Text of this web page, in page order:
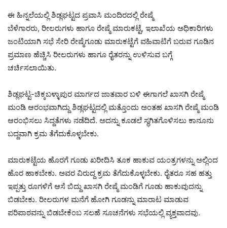
ಈ ಹಿನ್ನಲೆಯಲ್ಲಿ ಶಿಡ್ಲಘಟ್ಟದ ಪ್ರವಾಸಿ ಮಂದಿರದಲ್ಲಿ ರೇಷ್ಮೆ
ಬೆಳೆಗಾರರು, ರೀಲರುಗಳು ಹಾಗೂ ರೇಷ್ಮೆ ಮಾರುಕಟ್ಟೆ, ಇಲಾಖೆಯ ಅಧಿಕಾರಿಗಳು
ಜಂಟಿಯಾಗಿ ಸಭೆ ಸೇರಿ ರೇಷ್ಮೆಗೂಡು ಮಾರುಕಟ್ಟೆಗೆ ವಹಿವಾಟಿಗೆ ಬರುವ ಗೂಡಿನ
ಪ್ರಮಾಣ ಹೆಚ್ಚಿಸಿ ರೀಲರುಗಳು ಹಾಗೂ ರೈತರನ್ನು ಉಳಿಸುವ ಬಗ್ಗೆ
ಚರ್ಚಿಸಲಾಯಿತು.
ಶಿಡ್ಲಘಟ್ಟ-ಚಿಕ್ಕಬಳ್ಳಾಪುರ ಮಾರ್ಗದ ಜಾತವಾರ ಬಳಿ ಈಗಾಗಲೆ ಖಾಸಗಿ ರೇಷ್ಮೆ
ಮಂಡಿ ಆರಂಭವಾಗಿದ್ದು ಶಿಡ್ಲಘಟ್ಟದಲ್ಲಿ ಮತ್ತೊಂದು ಅಂತಹ ಖಾಸಗಿ ರೇಷ್ಮೆ ಮಂಡಿ
ಆರಂಭಿಸಲು ಸಿದ್ದತೆಗಳು ನಡೆದಿದೆ. ಅದನ್ನು ಕೂಡಲೆ ಸ್ಥಗಿತಗೊಳಿಸಲು ಕಾನೂನು
ಬದ್ದವಾಗಿ ಕ್ರಮ ತೆಗೆದುಕೊಳ್ಳಬೇಕು.
ಮಾರುಕಟ್ಟೆಯ ಹೊರಗೆ ಗೂಡು ಖರೀದಿಸಿ ತೂಕ ಹಾಕುವ ಯಂತ್ರಗಳನ್ನು ಅಲ್ಲಿಂದ
ಹೊರ ಹಾಕಬೇಕು. ಅವರ ವಿರುದ್ದ ಕ್ರಮ ತೆಗೆದುಕೊಳ್ಳಬೇಕು. ರೈತರೂ ಸಹ ಹತ್ತು
ಇಪ್ಪತ್ತು ರೂಗಳಿಗೆ ಆಸೆ ಬಿದ್ದು ಖಾಸಗಿ ರೇಷ್ಮೆ ಮಂಡಿಗೆ ಗೂಡು ಹಾಕುವುದನ್ನು
ಬಿಡಬೇಕು. ರೀಲರುಗಳ ಮನೆಗೆ ಹೋಗಿ ಗೂಡನ್ನು ಮಾರಾಟ ಮಾಡುವ
ಪರಿಪಾಠವನ್ನು ಬಿಡಬೇಕೆಂಬ ಸಲಹೆ ಸೂಚನೆಗಳು ಸಭೆಯಲ್ಲಿ ವ್ಯಕ್ತವಾದವು.